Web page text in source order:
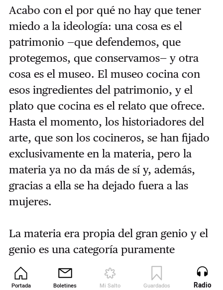
Portada Boletines Mi Salto Guardados Revista
Acabo con el por qué no hay que tener
miedo a la ideología: una cosa es el
patrimonio —que defendemos, que
protegemos, que conservamos— y otra
cosa es el museo. El museo cocina con
esos ingredientes del patrimonio, y el
plato que cocina es el relato que ofrece.
Hasta el momento, los historiadores del
arte, que son los cocineros, se han fijado
exclusivamente en la materia, pero la
materia ya no da más de sí y, además,
gracias a ella se ha dejado fuera a las
mujeres.
La materia era propia del gran genio y el
genio es una categoría puramente
masculina, porque las mujeres nunca
tuvieron acceso, y nunca tuvieron
Radio